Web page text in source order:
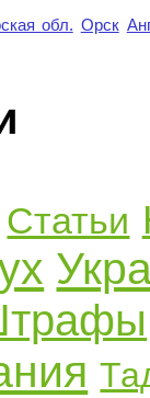
обл. Орск
Статьи